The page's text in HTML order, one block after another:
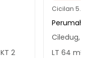
KT 2
Cicilan 5.5
Ciledug,
LT 64 m²